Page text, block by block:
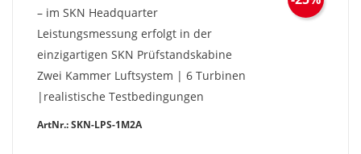
– im SKN Headquarter
Leistungsmessung erfolgt in der
einzigartigen SKN Prüfstandskabine
Zwei Kammer Luftsystem | 6 Turbinen
|realistische Testbedingungen
ArtNr.: SKN-LPS-1M2A